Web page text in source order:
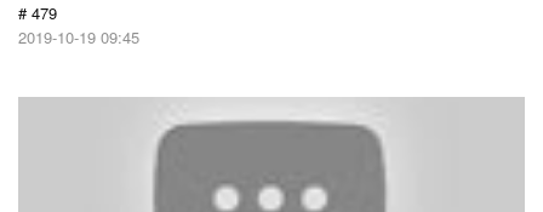
# 479
2019-10-19 09:45